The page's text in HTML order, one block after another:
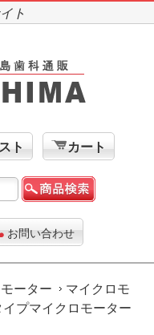
ト
ト カート
お問い合わせ
ーター
マイクロモ
イプマイクロモーター